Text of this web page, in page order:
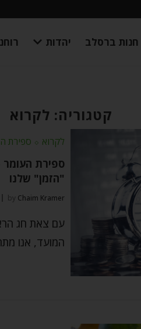
חנות ברסלב יהדות
קטגוריה: לקרוא
לקרוא ⬦ ספירת
ספירת העומר
"הזמן" שלנו
by Chaim Kramer
עם צאת חג
המועד, אנו